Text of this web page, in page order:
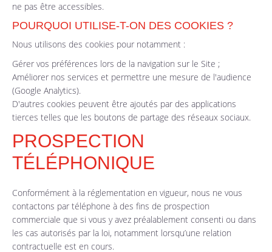
ne pas être accessibles.
POURQUOI UTILISE-T-ON DES COOKIES ?
Nous utilisons des cookies pour notamment :
Gérer vos préférences lors de la navigation sur le Site ;
Améliorer nos services et permettre une mesure de l'audience
(Google Analytics).
D'autres cookies peuvent être ajoutés par des applications
tierces telles que les boutons de partage des réseaux sociaux.
PROSPECTION
TÉLÉPHONIQUE
Conformément à la réglementation en vigueur, nous ne vous
contactons par téléphone à des fins de prospection
commerciale que si vous y avez préalablement consenti ou dans
les cas autorisés par la loi, notamment lorsqu’une relation
contractuelle est en cours.